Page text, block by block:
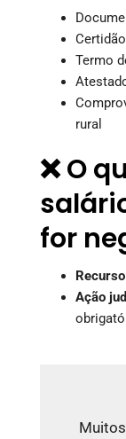
Termo
rural
❌ O
for
Ação